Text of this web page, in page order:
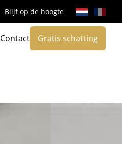
Blijf op de hoogte
Contact Gratis schatting